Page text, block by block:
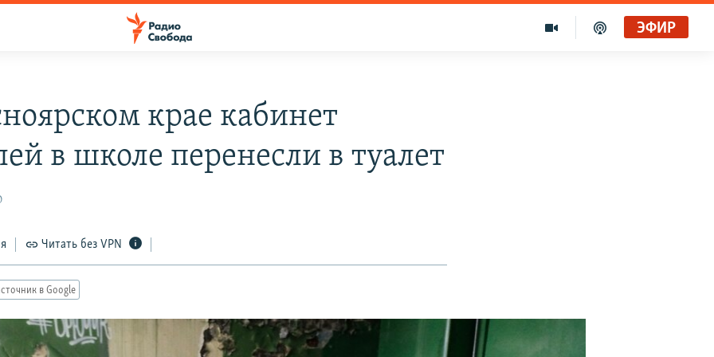
ЭФИР
крае кабинет
в школе перенесли в туалет
Читать без VPN
в Google